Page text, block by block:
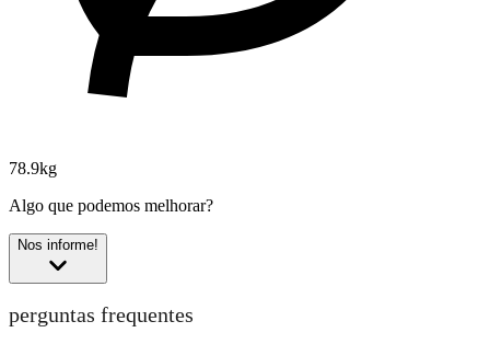
78.9kg
Algo que podemos melhorar?
Nos informe!
perguntas frequentes